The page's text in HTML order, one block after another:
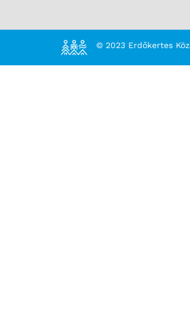
© 2023 Erdőkertes